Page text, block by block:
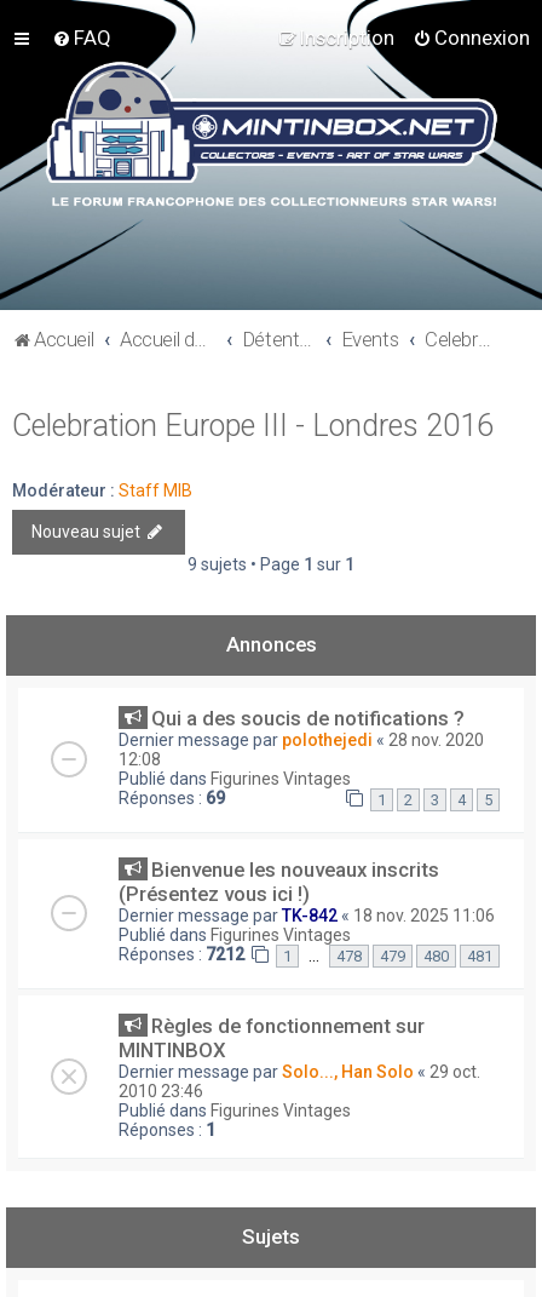
FAQ Connexion
Inscription
Accueil Accueil du forum Détente et communauté Mint In Box Events Celebration Europe III - Londres 2016
Celebration Europe III - Londres 2016
Modérateur : Staff MIB
Nouveau sujet
9 sujets • Page 1 sur 1
Annonces
Qui a des soucis de notifications ?
Dernier message par polothejedi « 28 nov. 2020
12:08
Publié dans Figurines Vintages
Réponses : 69 1 2 3 4 5
Bienvenue les nouveaux inscrits
(Présentez vous ici !)
Dernier message parTK-842 « 18 nov. 2025 11:06
Publié dans Figurines Vintages
Réponses : 7212 1 … 478 479 480 481
Règles de fonctionnement sur
MINTINBOX
Dernier message parSolo..., Han Solo « 29 oct.
2010 23:46
Publié dans Figurines Vintages
Réponses : 1
Sujets